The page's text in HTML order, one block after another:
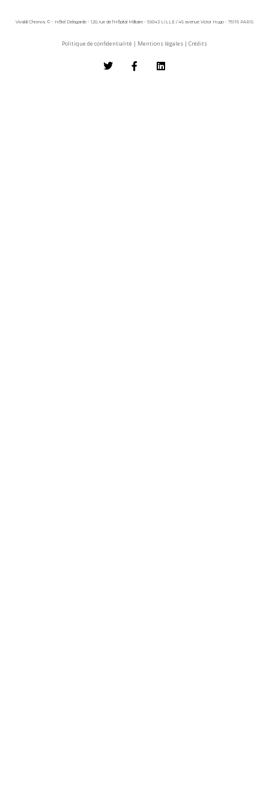
Vivaldi Chronos © - Hôtel Delagarde - 120, rue de l'Hôpital Militaire - 59043 LILLE / 45 avenue Victor Hugo - 75116 PARIS
Politique de confidentialité | Mentions légales | Crédits